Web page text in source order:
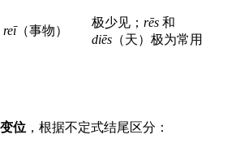
reī（事物）
极少见； rēs 和
diēs （天）极为常用
位 ，根据不定式结尾区分：